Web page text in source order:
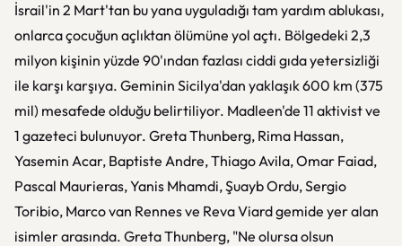
İsrail'in 2 Mart'tan bu yana uyguladığı tam yardım ablukası,
onlarca çocuğun açlıktan ölümüne yol açtı. Bölgedeki 2,3
milyon kişinin yüzde 90'ından fazlası ciddi gıda yetersizliği
ile karşı karşıya. Geminin Sicilya'dan yaklaşık 600 km (375
mil) mesafede olduğu belirtiliyor. Madleen'de 11 aktivist ve
1 gazeteci bulunuyor. Greta Thunberg, Rima Hassan,
Yasemin Acar, Baptiste Andre, Thiago Avila, Omar Faiad,
Pascal Maurieras, Yanis Mhamdi, Şuayb Ordu, Sergio
Toribio, Marco van Rennes ve Reva Viard gemide yer alan
isimler arasında. Greta Thunberg, "Ne olursa olsun